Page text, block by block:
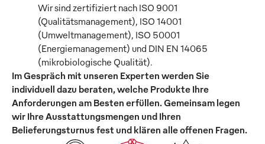
Wir sind zertifiziert nach ISO 9001
(Qualitätsmanagement), ISO 14001
(Umweltmanagement), ISO 50001
(Energiemanagement) und DIN EN 14065
(mikrobiologische Qualität).
Im Gespräch mit unseren Experten werden Sie
individuell dazu beraten, welche Produkte Ihre
Anforderungen am Besten erfüllen. Gemeinsam legen
wir Ihre Ausstattungsmengen und Ihren
Belieferungsturnus fest und klären alle offenen Fragen.